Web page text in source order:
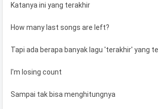
Katanya ini yang terakhir
How many last songs are left?
Tapi ada berapa banyak lagu 'terakhir' yang
I'm losing count
Sampai tak bisa menghitungnya